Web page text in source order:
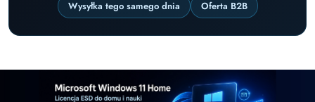
Wysyłka tego samego dnia
Oferta B2B
Pomiń karuzelę promocyjną